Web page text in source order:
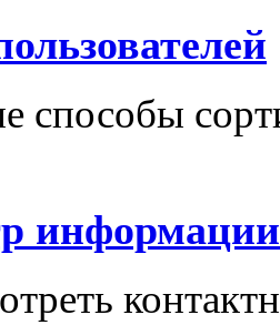
способы